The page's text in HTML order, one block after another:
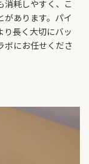
消耗しやすく、こ
があります。パイ
り長く大切にバッ
ボにお任せくださ